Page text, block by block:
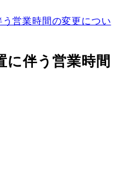
営業時間の変更につい
に伴う営業時間